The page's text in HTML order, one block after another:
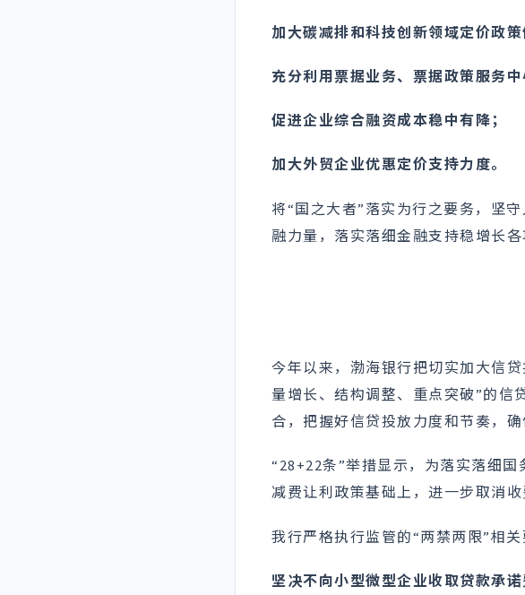
加大碳减排和科技创新领域定价政策
充分利用票据业务、票据政策服务中
促进企业综合融资成本稳中有降；
加大外贸企业优惠定价支持力度。
将“国之大者”落实为行之要务，坚
融力量，落实落细金融支持稳增长
今年以来，渤海银行把切实加大信
量增长、结构调整、重点突破”的信
合，把握好信贷投放力度和节奏，
“28+22条”举措显示，为落实落细
减费让利政策基础上，进一步取消
我行严格执行监管的“两禁两限”相关
坚决不向小型微型企业收取贷款承